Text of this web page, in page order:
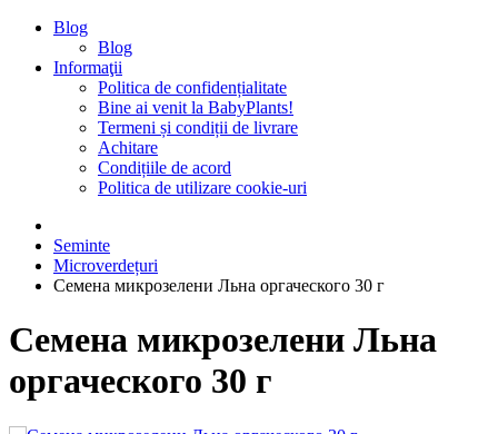
Blog
Blog
Informaţii
Politica de confidențialitate
Bine ai venit la BabyPlants!
Termeni și condiții de livrare
Achitare
Condițiile de acord
Politica de utilizare cookie-uri
Seminte
Microverdețuri
Семена микрозелени Льна оргаческого 30 г
Семена микрозелени Льна
оргаческого 30 г